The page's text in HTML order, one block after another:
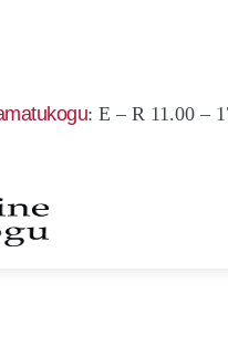
: E – R 11.00 –